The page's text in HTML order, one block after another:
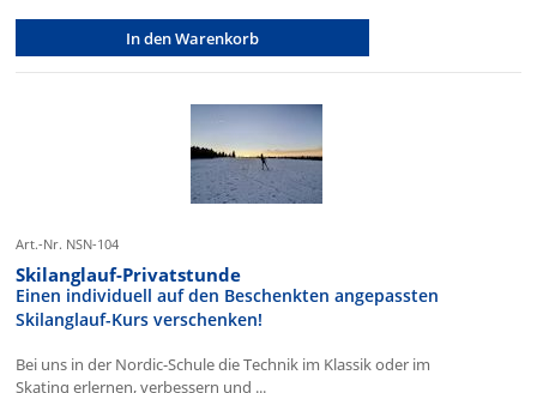
In den Warenkorb
Art.-Nr. NSN-104
Skilanglauf-Privatstunde
Einen individuell auf den Beschenkten angepassten
Skilanglauf-Kurs verschenken!
Bei uns in der Nordic-Schule die Technik im Klassik oder im
Skating erlernen, verbessern und ...